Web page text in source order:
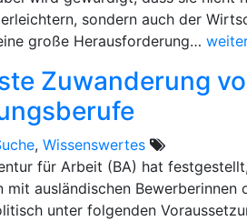
sondern auch der
große Herausforderung…
Zuwanderung
, Wissenswertes
für Arbeit (BA) hat
mit ausländischen
unter folgenden